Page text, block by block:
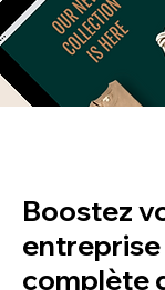
Boostez
entreprise
complète